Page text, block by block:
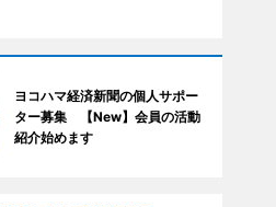
ヨコハマ経済新聞の個人サポー
ター募集 【New】会員の活動
紹介始めます